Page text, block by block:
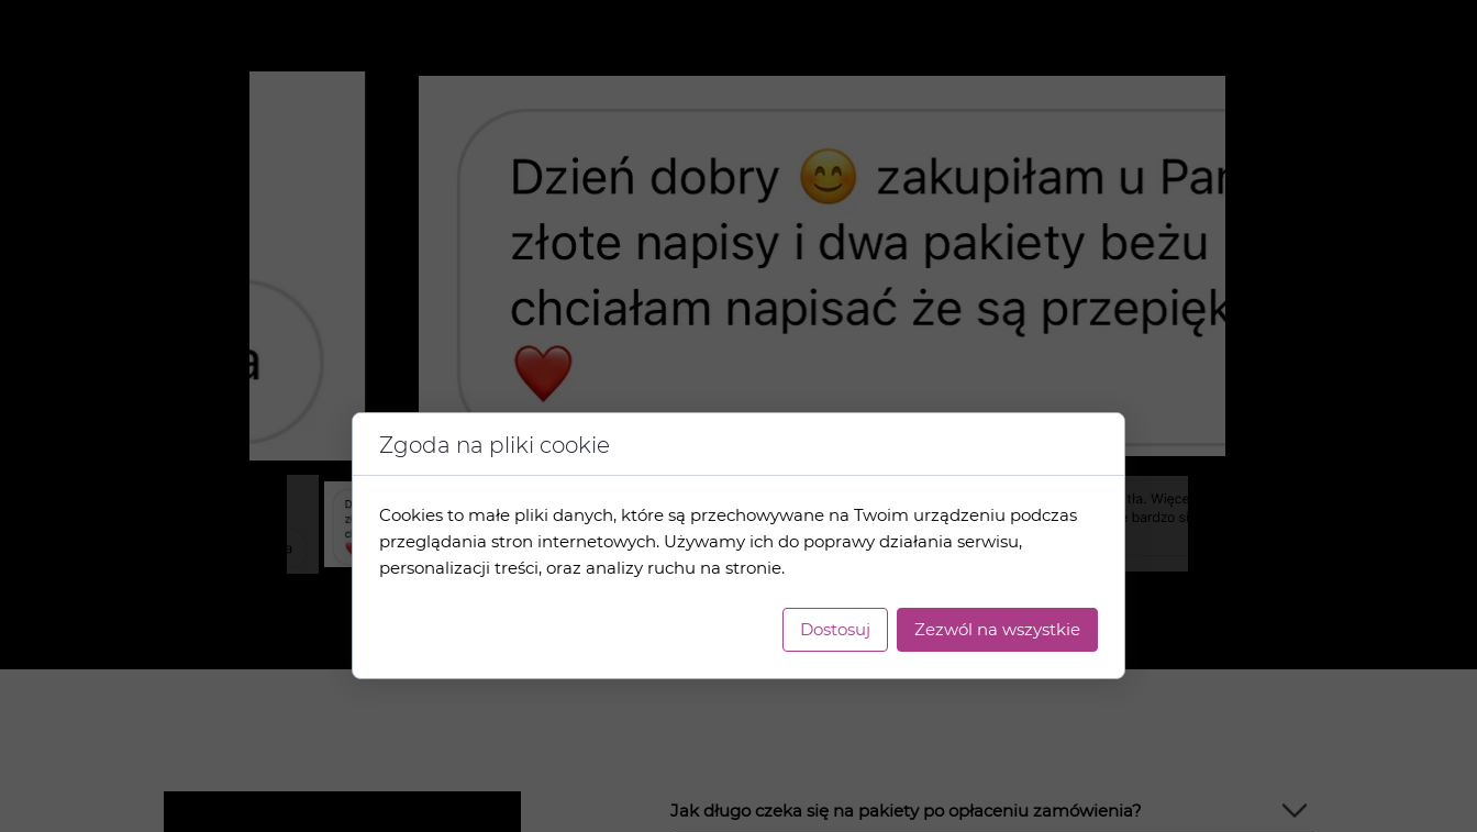
Jak długo czeka się na pakiety po opłaceniu zamówienia?
Zgoda na pliki cookie
Cookies to małe pliki danych, które są przechowywane na Twoim urządzeniu podczas
przeglądania stron internetowych. Używamy ich do poprawy działania serwisu,
personalizacji treści, oraz analizy ruchu na stronie.
Dostosuj Zezwól na wszystkie